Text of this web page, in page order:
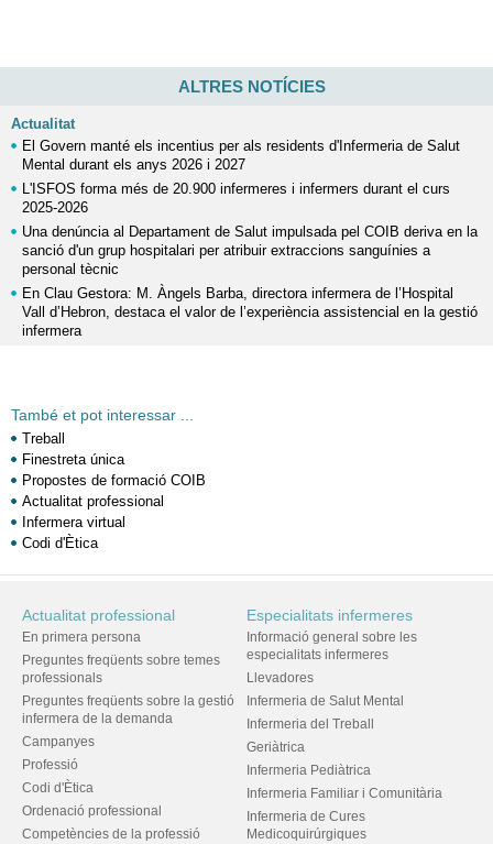
ALTRES NOTÍCIES
Actualitat
El Govern manté els incentius per als residents d'Infermeria de Salut
Mental durant els anys 2026 i 2027
L'ISFOS forma més de 20.900 infermeres i infermers durant el curs
2025-2026
Una denúncia al Departament de Salut impulsada pel COIB deriva en la
sanció d'un grup hospitalari per atribuir extraccions sanguínies a
personal tècnic
En Clau Gestora: M. Àngels Barba, directora infermera de l’Hospital
Vall d’Hebron, destaca el valor de l’experiència assistencial en la gestió
infermera
També et pot interessar ...
Treball
Finestreta única
Propostes de formació COIB
Actualitat professional
Infermera virtual
Codi d'Ètica
Actualitat professional
En primera persona
Preguntes freqüents sobre temes
professionals
Preguntes freqüents sobre la gestió
infermera de la demanda
Campanyes
Professió
Codi d'Ètica
Ordenació professional
Competències de la professió
Especialitats infermeres
Informació general sobre les
especialitats infermeres
Llevadores
Infermeria de Salut Mental
Infermeria del Treball
Geriàtrica
Infermeria Pediàtrica
Infermeria Familiar i Comunitària
Infermeria de Cures
Medicoquirúrgiques